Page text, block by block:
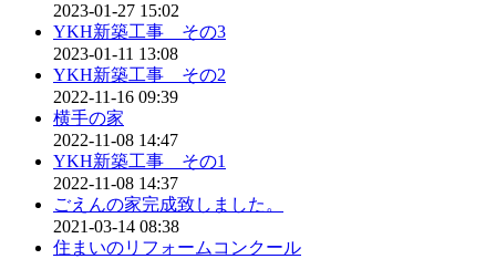
2023-01-27 15:02
YKH新築工事 その3
2023-01-11 13:08
YKH新築工事 その2
2022-11-16 09:39
横手の家
2022-11-08 14:47
YKH新築工事 その1
2022-11-08 14:37
ごえんの家完成致しました。
2021-03-14 08:38
住まいのリフォームコンクール